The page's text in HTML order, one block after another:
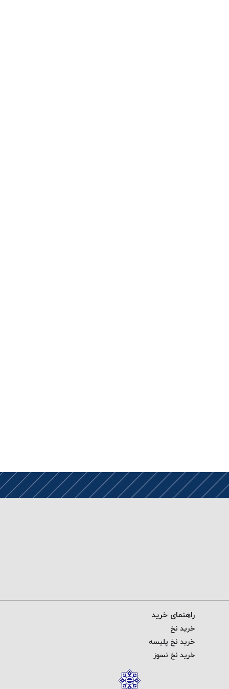
راهنمای خرید
خرید نخ
خرید نخ پلیسه
خرید نخ نسوز